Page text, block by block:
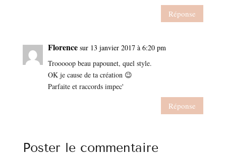
Réponse
Florence sur 13 janvier 2017 à 6:20 pm
Trooooop beau papounet, quel style.
OK je cause de ta création 😉
Parfaite et raccords impec'
Réponse
Poster le commentaire